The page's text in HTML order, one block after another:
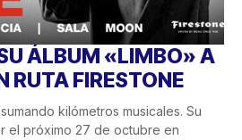
ÁLBUM «LIMBO» A
RUTA FIRESTONE
kilómetros musicales. Su
el próximo 27 de octubre en